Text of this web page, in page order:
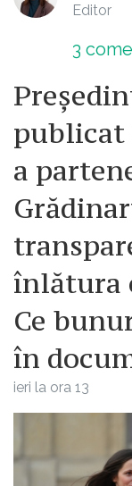
Editor
3
publicat
a
înlătura
Ce
în
ieri la ora 13